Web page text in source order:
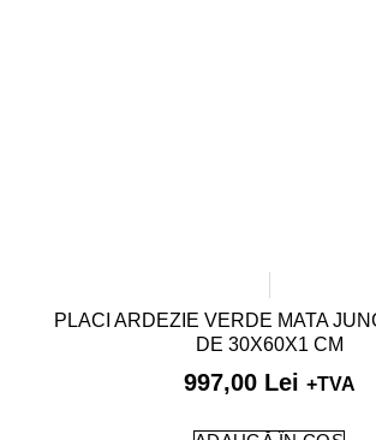
PLACI ARDEZIE VERDE MATA
DE 30X60X1 CM
997,00 Lei +TVA